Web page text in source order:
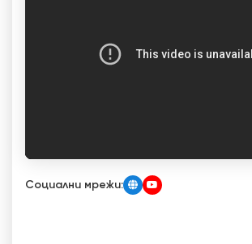
Социални мрежи: